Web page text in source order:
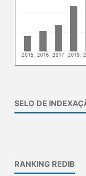
SELO DE
RANKING REDIB